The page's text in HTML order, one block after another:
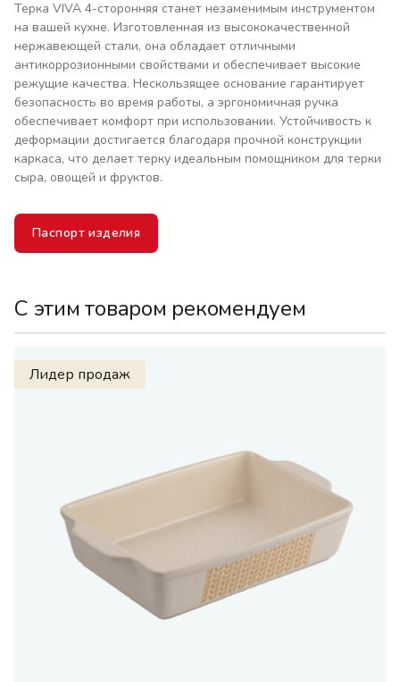
Терка VIVA 4-сторонняя станет незаменимым инструментом
на вашей кухне. Изготовленная из высококачественной
нержавеющей стали, она обладает отличными
антикоррозионными свойствами и обеспечивает высокие
режущие качества. Нескользящее основание гарантирует
безопасность во время работы, а эргономичная ручка
обеспечивает комфорт при использовании. Устойчивость к
деформации достигается благодаря прочной конструкции
каркаса, что делает терку идеальным помощником для терки
сыра, овощей и фруктов.
Паспорт изделия
С этим товаром рекомендуем
Лидер продаж